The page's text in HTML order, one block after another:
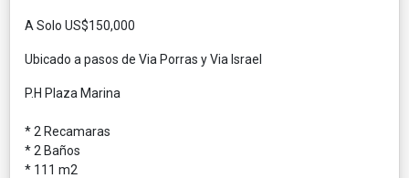
A Solo US$150,000
Ubicado a pasos de Via Porras y Via Israel
P.H Plaza Marina
* 2 Recamaras
* 2 Baños
* 111 m2